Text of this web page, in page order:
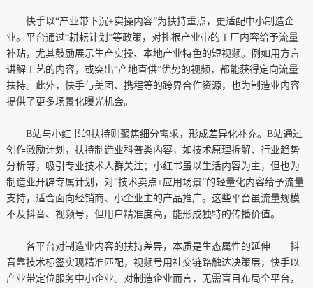
快手以“产业带下沉+实操内容”为扶持重点，更适配中小制造企
业。平台通过“耕耘计划”等政策，对扎根产业带的工厂内容给予流量
补贴，尤其鼓励展示生产实操、本地产业特色的短视频。例如用方言
讲解工艺的内容，或突出“产地直供”优势的视频，都能获得定向流量
扶持。此外，快手与美团、携程等的跨界合作资源，也为制造业内容
提供了更多场景化曝光机会。
B站与小红书的扶持则聚焦细分需求，形成差异化补充。B站通过
创作激励计划，扶持制造业科普类内容，如技术原理拆解、行业趋势
分析等，吸引专业技术人群关注；小红书虽以生活内容为主，但也为
制造业开辟专属计划，对“技术卖点+应用场景”的轻量化内容给予流量
支持，适合面向经销商、小企业主的产品推广。这些平台虽流量规模
不及抖音、视频号，但用户精准度高，能形成独特的传播价值。
各平台对制造业内容的扶持差异，本质是生态属性的延伸——抖
音靠技术标签实现精准匹配，视频号用社交链路触达决策层，快手以
产业带定位服务中小企业。对制造企业而言，无需盲目布局全平台，